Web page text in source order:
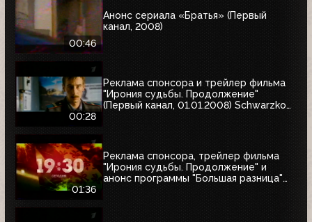
00:46
Анонс сериала «Братья» (Первый
канал, 2008)
00:28
Реклама спонсора и трейлер фильма
"Ирония судьбы. Продолжение"
(Первый канал, 01.01.2008) Schwarzkopf
01:36
Реклама спонсора, трейлер фильма
"Ирония судьбы. Продолжение" и
анонс программы "Большая разница"